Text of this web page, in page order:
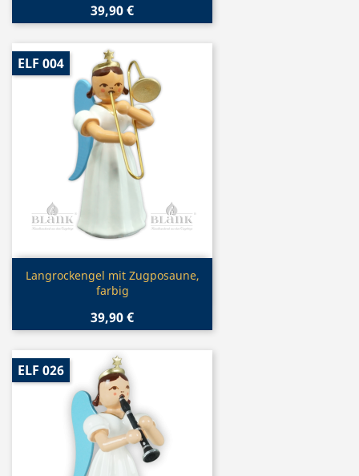
39,90 €
Vorschau
Langrockengel mit Zugposaune,
farbig
39,90 €
ELF 004
ELF 026